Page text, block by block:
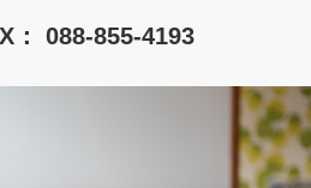
： 088-855-4193